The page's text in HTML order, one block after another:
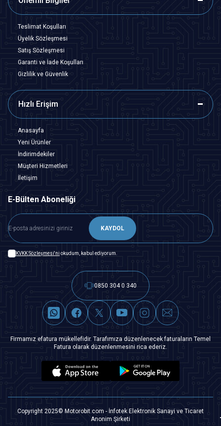
Teslimat Koşulları
Üyelik Sözleşmesi
Satış Sözleşmesi
Garanti ve İade Koşulları
Gizlilik ve Güvenlik
Hızlı Erişim
Anasayfa
Yeni Ürünler
İndirimdekiler
Müşteri Hizmetleri
İletişim
E-Bülten Aboneliği
KAYDOL
KVKK Sözleşmesi'ni okudum, kabul ediyorum.
0850 304 0 340
Firmamız efatura mükellefidir. Tarafımıza düzenlenecek faturaların Temel
Fatura olarak düzenlenmesini rica ederiz.
Copyright 2025© Motorobit.com - İnfotek Elektronik Sanayi ve Ticaret
Anonim Şirketi